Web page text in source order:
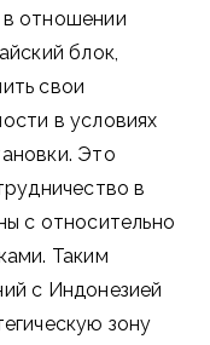
отношении
блок,
свои
в условиях
Это
в
с относительно
Таким
с Индонезией
зону